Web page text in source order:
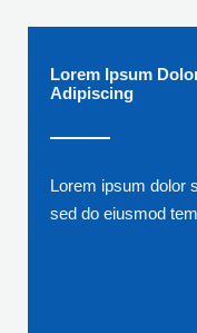
Lorem Ipsum
Adipiscing
Lorem ipsum dolor
sed do eiusmod